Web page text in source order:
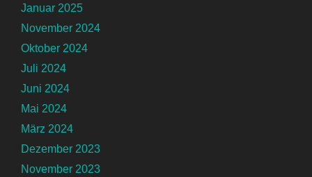
Januar 2025
November 2024
Oktober 2024
Juli 2024
Juni 2024
Mai 2024
März 2024
Dezember 2023
November 2023